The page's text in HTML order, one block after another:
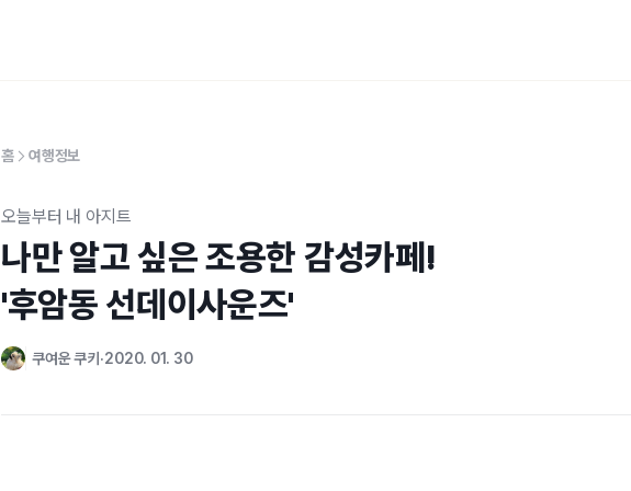
홈 여행정보
오늘부터 내 아지트
나만 알고 싶은 조용한 감성카페!
'후암동 선데이사운즈'
쿠여운 쿠키 2020. 01. 30